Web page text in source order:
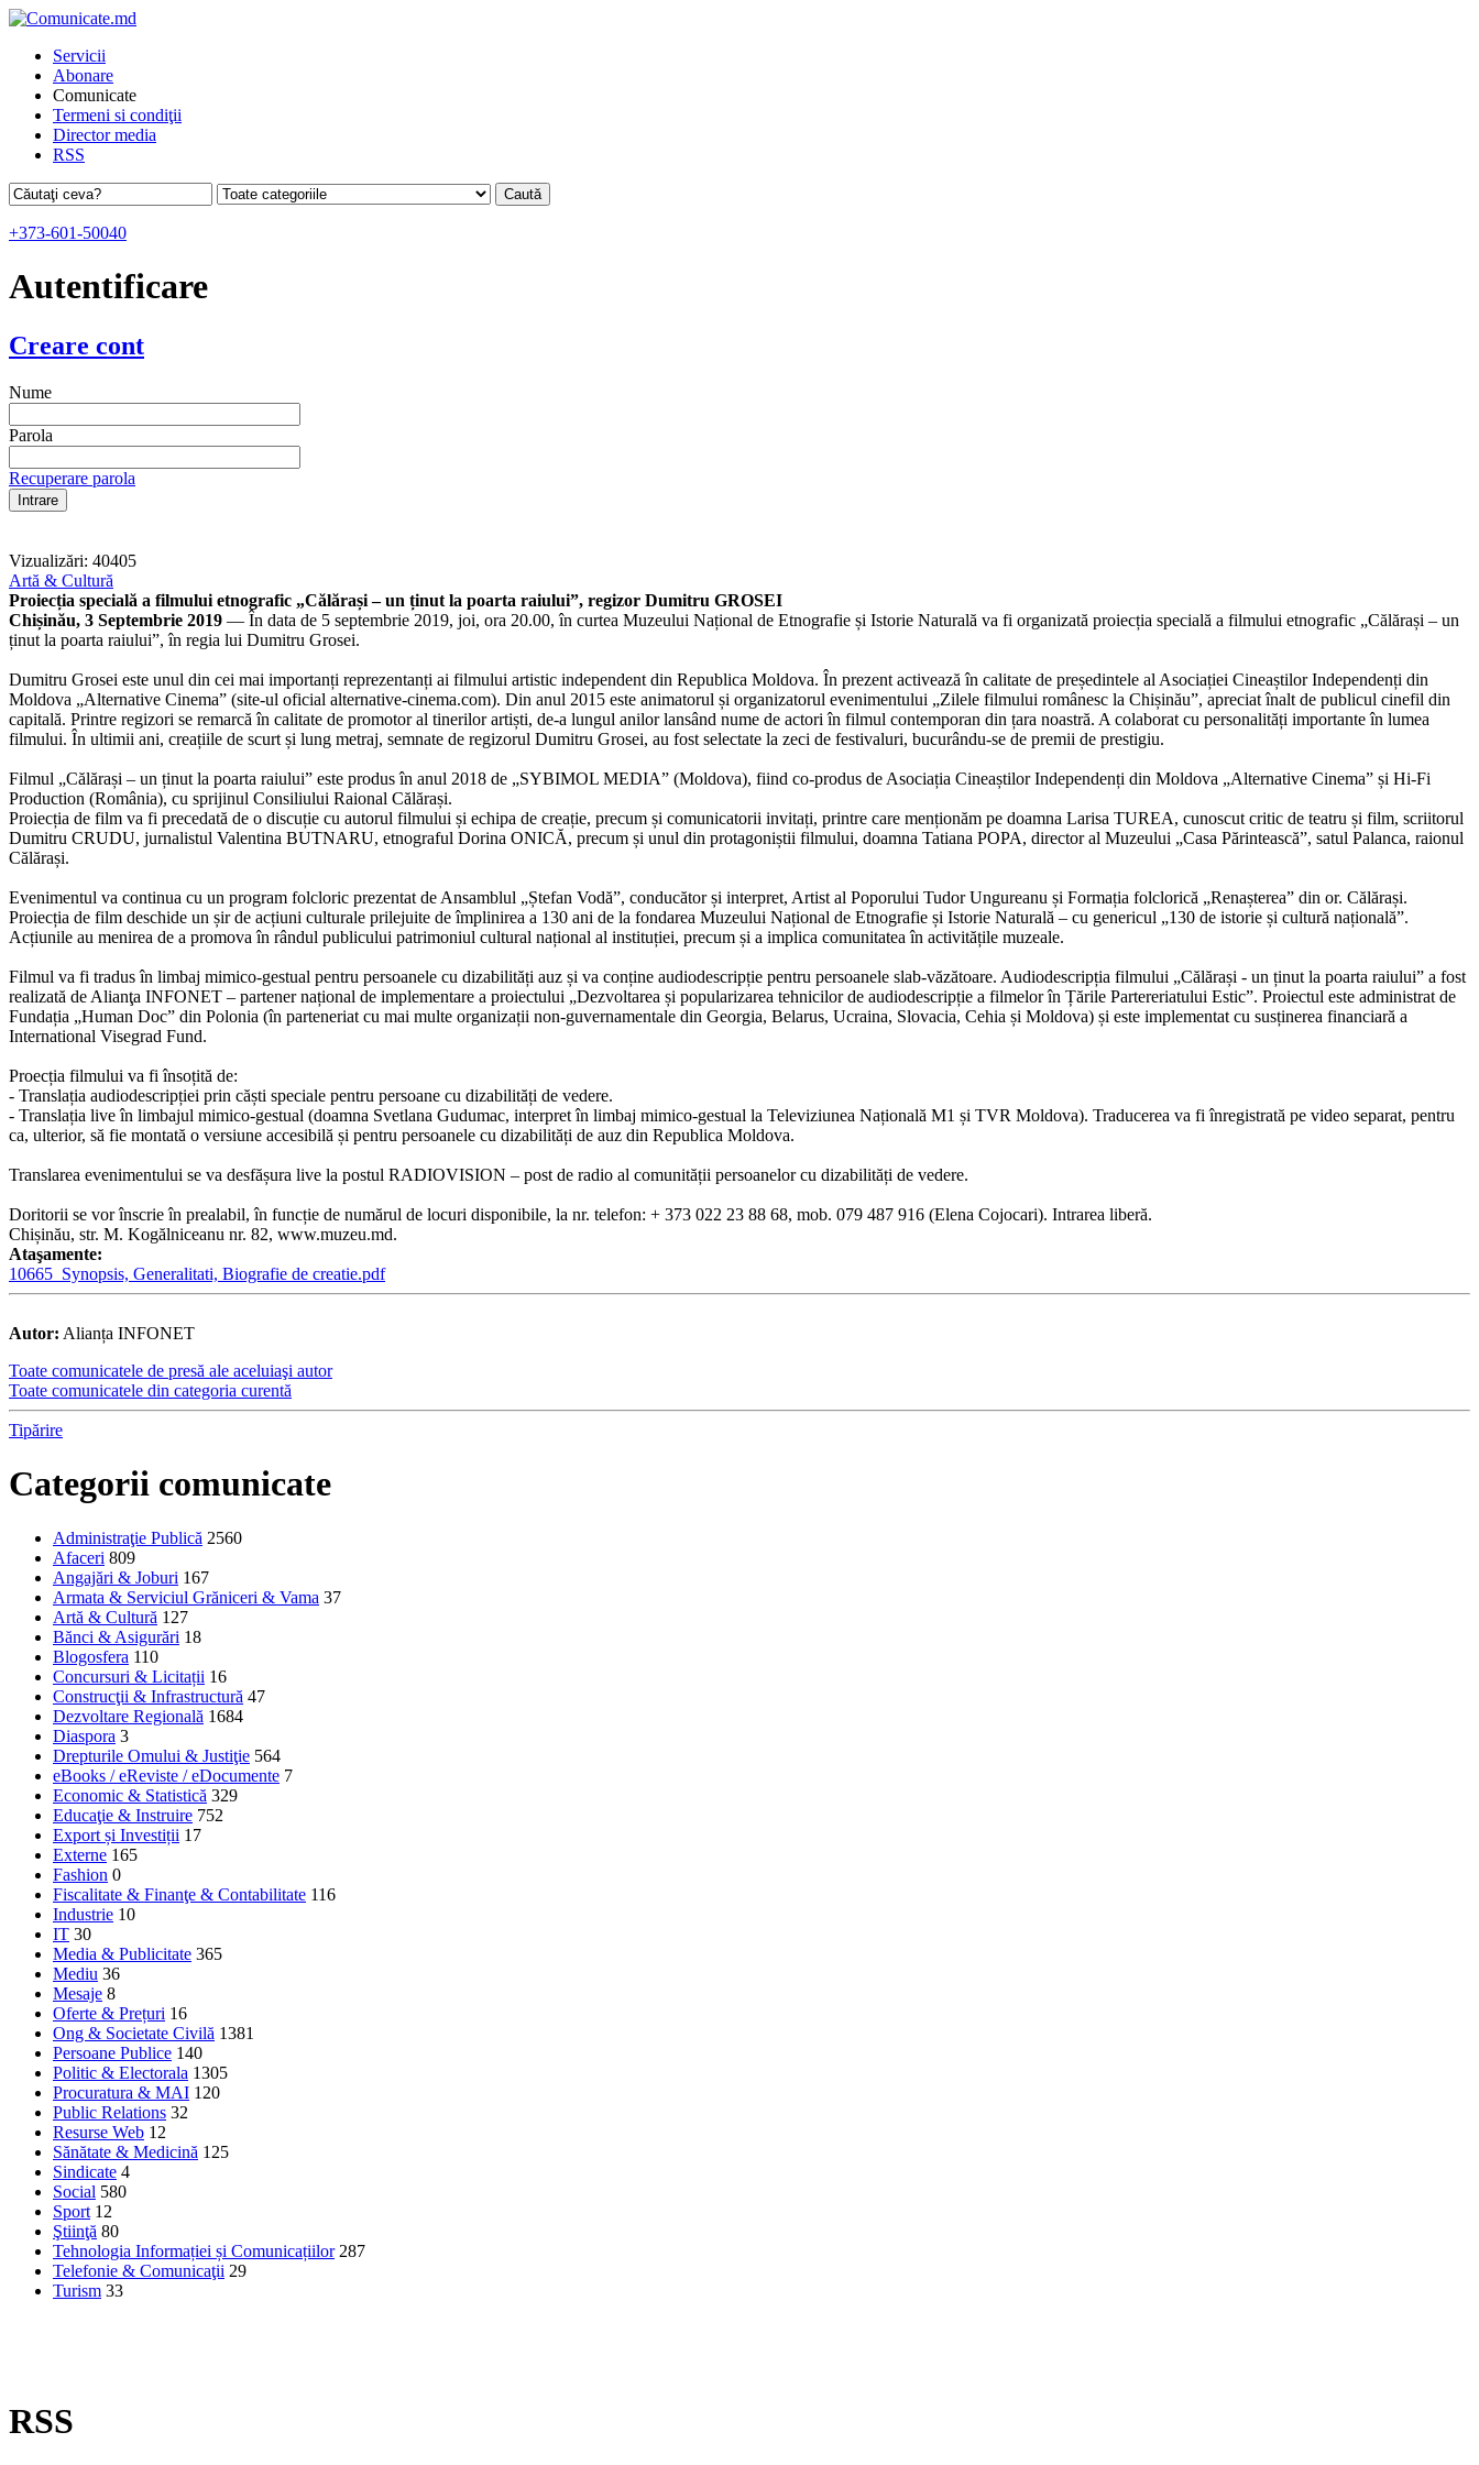
Servicii
Abonare
Comunicate
Termeni si condiţii
Director media
RSS
+373-601-50040
Autentificare
Creare cont
Nume
Parola
Recuperare parola
Vizualizări: 40405
Artă & Cultură
Proiecția specială a filmului etnografic „Călărași – un ținut la poarta raiului”, regizor Dumitru GROSEI
Chișinău, 3 Septembrie 2019 — În data de 5 septembrie 2019, joi, ora 20.00, în curtea Muzeului Național de Etnografie și Istorie Naturală va fi organizată proiecția specială a filmului etnografic „Călărași – un
ținut la poarta raiului”, în regia lui Dumitru Grosei.
Dumitru Grosei este unul din cei mai importanți reprezentanți ai filmului artistic independent din Republica Moldova. În prezent activează în calitate de președintele al Asociației Cineaștilor Independenți din
Moldova „Alternative Cinema” (site-ul oficial alternative-cinema.com). Din anul 2015 este animatorul și organizatorul evenimentului „Zilele filmului românesc la Chișinău”, apreciat înalt de publicul cinefil din
capitală. Printre regizori se remarcă în calitate de promotor al tinerilor artiști, de-a lungul anilor lansând nume de actori în filmul contemporan din țara noastră. A colaborat cu personalități importante în lumea
filmului. În ultimii ani, creațiile de scurt și lung metraj, semnate de regizorul Dumitru Grosei, au fost selectate la zeci de festivaluri, bucurându-se de premii de prestigiu.
Filmul „Călărași – un ținut la poarta raiului” este produs în anul 2018 de „SYBIMOL MEDIA” (Moldova), fiind co-produs de Asociația Cineaștilor Independenți din Moldova „Alternative Cinema” și Hi-Fi
Production (România), cu sprijinul Consiliului Raional Călărași.
Proiecția de film va fi precedată de o discuție cu autorul filmului și echipa de creație, precum și comunicatorii invitați, printre care menționăm pe doamna Larisa TUREA, cunoscut critic de teatru și film, scriitorul
Dumitru CRUDU, jurnalistul Valentina BUTNARU, etnograful Dorina ONICĂ, precum și unul din protagoniștii filmului, doamna Tatiana POPA, director al Muzeului „Casa Părintească”, satul Palanca, raionul
Călărași.
Evenimentul va continua cu un program folcloric prezentat de Ansamblul „Ștefan Vodă”, conducător și interpret, Artist al Poporului Tudor Ungureanu și Formația folclorică „Renașterea” din or. Călărași.
Proiecția de film deschide un șir de acțiuni culturale prilejuite de împlinirea a 130 ani de la fondarea Muzeului Național de Etnografie și Istorie Naturală – cu genericul „130 de istorie și cultură națională”.
Acțiunile au menirea de a promova în rândul publicului patrimoniul cultural național al instituției, precum și a implica comunitatea în activitățile muzeale.
Filmul va fi tradus în limbaj mimico-gestual pentru persoanele cu dizabilități auz și va conține audiodescripție pentru persoanele slab-văzătoare. Audiodescripția filmului „Călărași - un ținut la poarta raiului” a fost
realizată de Alianţa INFONET – partener național de implementare a proiectului „Dezvoltarea și popularizarea tehnicilor de audiodescripție a filmelor în Țările Partereriatului Estic”. Proiectul este administrat de
Fundația „Human Doc” din Polonia (în parteneriat cu mai multe organizații non-guvernamentale din Georgia, Belarus, Ucraina, Slovacia, Cehia și Moldova) și este implementat cu susținerea financiară a
International Visegrad Fund.
Proecția filmului va fi însoțită de:
- Translația audiodescripției prin căști speciale pentru persoane cu dizabilități de vedere.
- Translația live în limbajul mimico-gestual (doamna Svetlana Gudumac, interpret în limbaj mimico-gestual la Televiziunea Națională M1 și TVR Moldova). Traducerea va fi înregistrată pe video separat, pentru
ca, ulterior, să fie montată o versiune accesibilă și pentru persoanele cu dizabilități de auz din Republica Moldova.
Translarea evenimentului se va desfășura live la postul RADIOVISION – post de radio al comunității persoanelor cu dizabilități de vedere.
Doritorii se vor înscrie în prealabil, în funcție de numărul de locuri disponibile, la nr. telefon: + 373 022 23 88 68, mob. 079 487 916 (Elena Cojocari). Intrarea liberă.
Chișinău, str. M. Kogălniceanu nr. 82, www.muzeu.md.
Ataşamente:
10665_Synopsis, Generalitati, Biografie de creatie.pdf
Autor: Alianța INFONET
Toate comunicatele de presă ale aceluiaşi autor
Toate comunicatele din categoria curentă
Tipărire
Categorii comunicate
Administraţie Publică 2560
Afaceri 809
Angajări & Joburi 167
Armata & Serviciul Grăniceri & Vama 37
Artă & Cultură 127
Bănci & Asigurări 18
Blogosfera 110
Concursuri & Licitații 16
Construcţii & Infrastructură 47
Dezvoltare Regională 1684
Diaspora 3
Drepturile Omului & Justiţie 564
eBooks / eReviste / eDocumente 7
Economic & Statistică 329
Educaţie & Instruire 752
Export și Investiții 17
Externe 165
Fashion 0
Fiscalitate & Finanţe & Contabilitate 116
Industrie 10
IT 30
Media & Publicitate 365
Mediu 36
Mesaje 8
Oferte & Prețuri 16
Ong & Societate Civilă 1381
Persoane Publice 140
Politic & Electorala 1305
Procuratura & MAI 120
Public Relations 32
Resurse Web 12
Sănătate & Medicină 125
Sindicate 4
Social 580
Sport 12
Ştiinţă 80
Tehnologia Informației și Comunicațiilor 287
Telefonie & Comunicaţii 29
Turism 33
RSS